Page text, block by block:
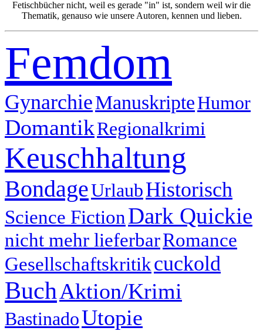
Fetischbücher nicht, weil es gerade "in" ist, sondern weil wir die
Thematik, genauso wie unsere Autoren, kennen und lieben.
Femdom
GynarchieManuskripteHumor
DomantikRegionalkrimi
Keuschhaltung
BondageUrlaubHistorisch
Science FictionDark Quickie
nicht mehr lieferbarRomance
Gesellschaftskritikcuckold
BuchAktion/Krimi
BastinadoUtopie